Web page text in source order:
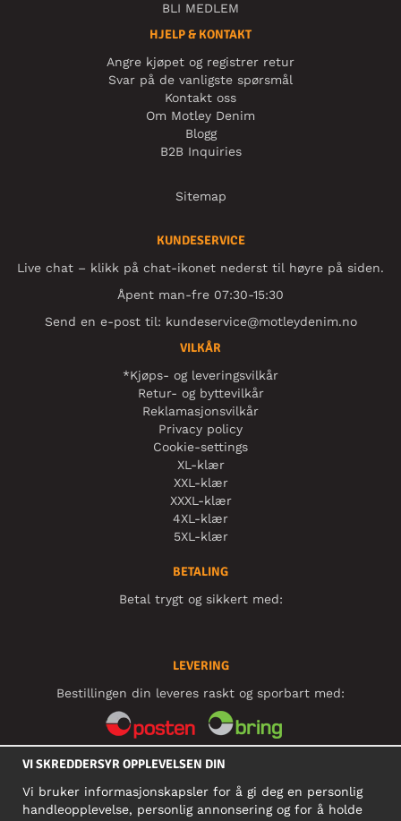
BLI MEDLEM
HJELP & KONTAKT
Angre kjøpet og registrer retur
Svar på de vanligste spørsmål
Kontakt oss
Om Motley Denim
Blogg
B2B Inquiries
Sitemap
KUNDESERVICE
Live chat – klikk på chat-ikonet nederst til høyre på siden.
Åpent man-fre 07:30-15:30
Send en e-post til: kundeservice@motleydenim.no
VILKÅR
*Kjøps- og leveringsvilkår
Retur- og byttevilkår
Reklamasjonsvilkår
Privacy policy
Cookie-settings
XL-klær
XXL-klær
XXXL-klær
4XL-klær
5XL-klær
BETALING
Betal trygt og sikkert med:
LEVERING
Bestillingen din leveres raskt og sporbart med:
SOSIALE MEDIER
VI SKREDDERSYR OPPLEVELSEN DIN
Vi bruker informasjonskapsler for å gi deg en personlig
handleopplevelse, personlig annonsering og for å holde